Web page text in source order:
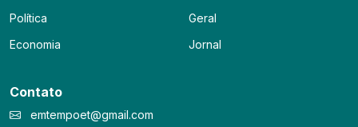
Política
Economia
Geral
Jornal
Contato
emtempoet@gmail.com